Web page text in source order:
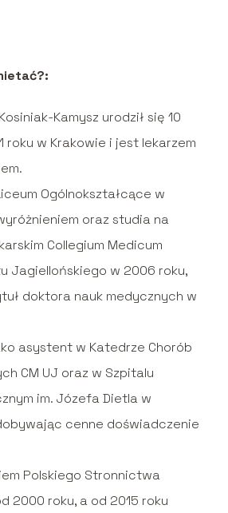
Kamysz urodził się 10
roku w Krakowie i jest lekarzem
Ogólnokształcące w
oraz studia na
Collegium Medicum
Jagiellońskiego w 2006 roku,
doktora nauk medycznych w
asystent w Katedrze Chorób
CM UJ oraz w Szpitalu
im. Józefa Dietla w
cenne doświadczenie
Polskiego Stronnictwa
2000 roku, a od 2015 roku